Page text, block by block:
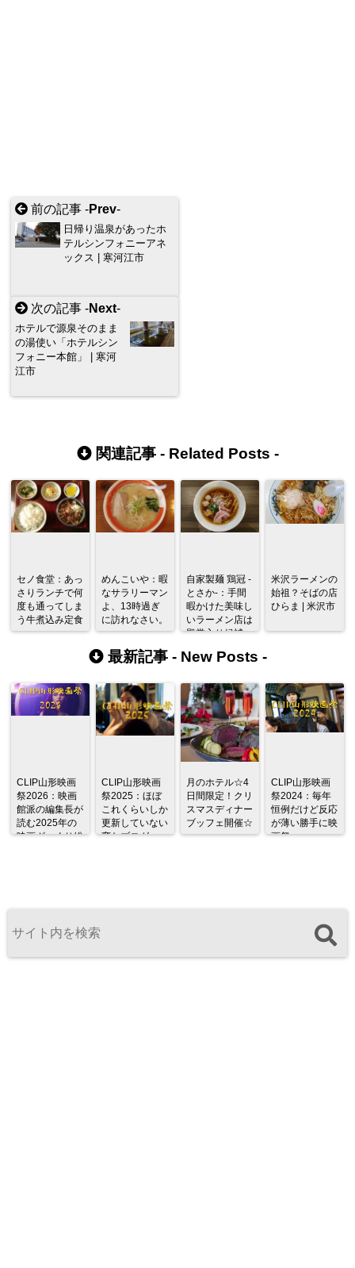
前の記事 -Prev-
日帰り温泉があったホ
テルシンフォニーアネ
ックス | 寒河江市
次の記事 -Next-
ホテルで源泉そのまま
の湯使い「ホテルシン
フォニー本館」 | 寒河
江市
関連記事 - Related Posts -
セノ食堂：あっ
さりランチで何
度も通ってしま
う牛煮込み定食
めんこいや：暇
なサラリーマン
よ、13時過ぎ
に訪れなさい。
自家製麺 鶏冠 -
とさか-：手間
暇かけた美味し
いラーメン店は
殿堂入り候補
米沢ラーメンの
始祖？そばの店
ひらま | 米沢市
最新記事 - New Posts -
CLIP山形映画
祭2026：映画
館派の編集長が
読む2025年の
映画ざっくり総
CLIP山形映画
祭2025：ほぼ
これくらいしか
更新していない
変なブログ
月のホテル☆4
日間限定！クリ
スマスディナー
ブッフェ開催☆
CLIP山形映画
祭2024：毎年
恒例だけど反応
が薄い勝手に映
画祭